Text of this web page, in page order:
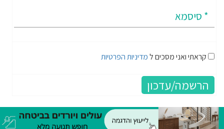
קראתי ואני מסכים למדיניות הפרטיות